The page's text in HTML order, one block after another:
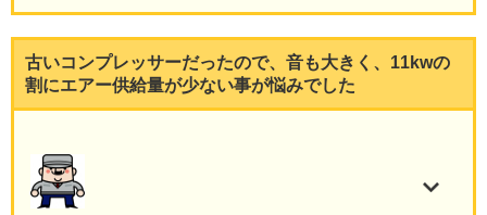
古いコンプレッサーだったので、音も大きく、11kwの
割にエアー供給量が少ない事が悩みでした